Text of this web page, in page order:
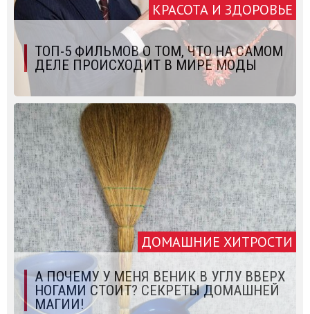
КРАСОТА И ЗДОРОВЬЕ
ТОП-5 ФИЛЬМОВ О ТОМ, ЧТО НА САМОМ
ДЕЛЕ ПРОИСХОДИТ В МИРЕ МОДЫ
ДОМАШНИЕ ХИТРОСТИ
А ПОЧЕМУ У МЕНЯ ВЕНИК В УГЛУ ВВЕРХ
НОГАМИ СТОИТ? СЕКРЕТЫ ДОМАШНЕЙ
МАГИИ!